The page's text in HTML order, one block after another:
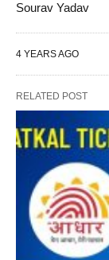
Sourav Yadav
4 YEARS AGO
RELATED POST